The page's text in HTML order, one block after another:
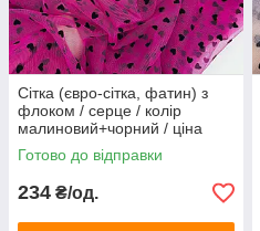
Сітка (євро-сітка, фатин) з
флоком / серце / колір
малиновий+чорний / ціна
вказана за 0,5 метра сітки
Готово до відправки
234 ₴/од.